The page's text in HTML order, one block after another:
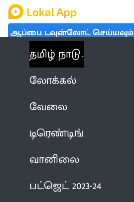
ஆப்பை டவுன்லோட் செய்யவும்
தமிழ் நாடு
லோக்கல்
வேலை
டிரெண்டிங்
வானிலை
பட்ஜெட் 2023-24